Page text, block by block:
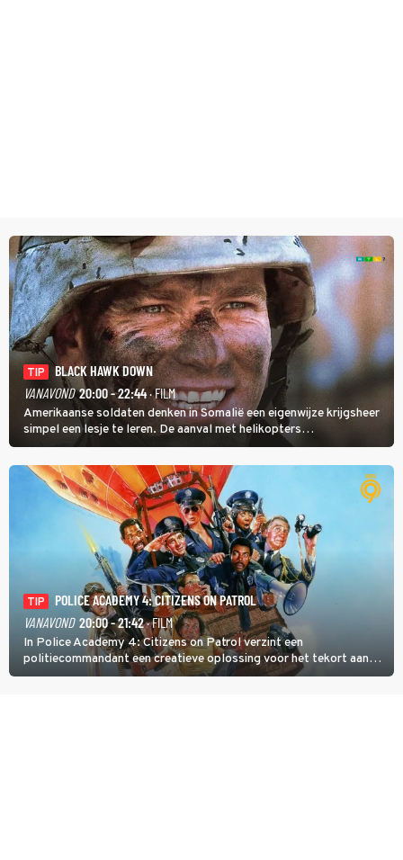
TIP
BLACK HAWK DOWN
VANAVOND 20:00 - 22:44· FILM
Amerikaanse soldaten denken in Somalië een eigenwijze krijgsheer
simpel een lesje te leren. De aanval met helikopters
verloopt in Black Hawk down dramatisch.
TIP
POLICE ACADEMY 4: CITIZENS ON PATROL
VANAVOND 20:00 - 21:42· FILM
In Police Academy 4: Citizens on Patrol verzint een
politiecommandant een creatieve oplossing voor het tekort aan
agenten.